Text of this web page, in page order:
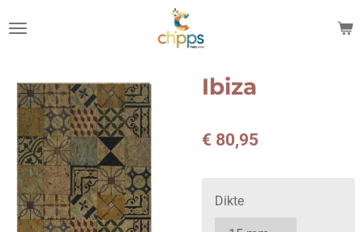
direct
hoofdinhoud
Ibiza
€ 80,95
Dikte